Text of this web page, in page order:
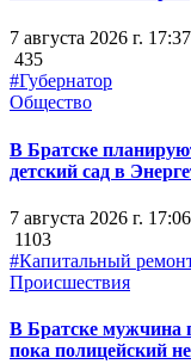
7 августа 2026 г. 17:37
435
#Губернатор
Общество
В Братске
детский сад в
7 августа 2026 г. 17:06
1103
#Капитальный
Происшествия
В Братске мужчина
пока полицейский